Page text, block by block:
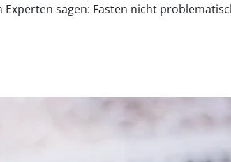
sagen: Fasten nicht